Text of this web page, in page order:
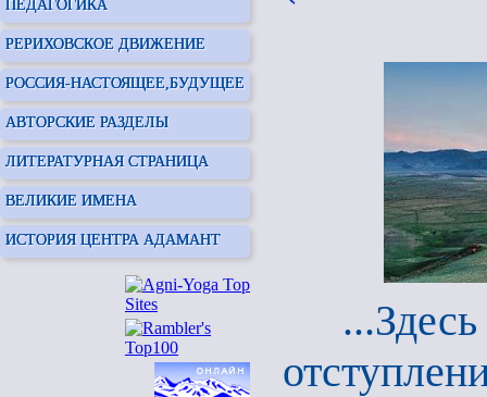
ПЕДАГОГИКА
РЕРИХОВСКОЕ ДВИЖЕНИЕ
РОССИЯ-НАСТОЯЩЕЕ,БУДУЩЕЕ
АВТОРСКИЕ РАЗДЕЛЫ
ЛИТЕРАТУРНАЯ СТРАНИЦА
ВЕЛИКИЕ ИМЕНА
ИСТОРИЯ ЦЕНТРА АДАМАНТ
...Здесь